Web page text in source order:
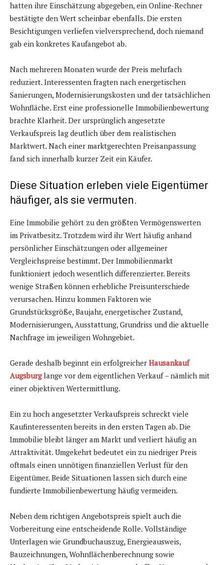
hatten ihre Einschätzung abgegeben, ein Online-Rechner
bestätigte den Wert scheinbar ebenfalls. Die ersten
Besichtigungen verliefen vielversprechend, doch niemand
gab ein konkretes Kaufangebot ab.
Nach mehreren Monaten wurde der Preis mehrfach
reduziert. Interessenten fragten nach energetischen
Sanierungen, Modernisierungskosten und der tatsächlichen
Wohnfläche. Erst eine professionelle Immobilienbewertung
brachte Klarheit. Der ursprünglich angesetzte
Verkaufspreis lag deutlich über dem realistischen
Marktwert. Nach einer marktgerechten Preisanpassung
fand sich innerhalb kurzer Zeit ein Käufer.
Diese Situation erleben viele Eigentümer
häufiger, als sie vermuten.
Eine Immobilie gehört zu den größten Vermögenswerten
im Privatbesitz. Trotzdem wird ihr Wert häufig anhand
persönlicher Einschätzungen oder allgemeiner
Vergleichspreise bestimmt. Der Immobilienmarkt
funktioniert jedoch wesentlich differenzierter. Bereits
wenige Straßen können erhebliche Preisunterschiede
verursachen. Hinzu kommen Faktoren wie
Grundstücksgröße, Baujahr, energetischer Zustand,
Modernisierungen, Ausstattung, Grundriss und die aktuelle
Nachfrage im jeweiligen Wohngebiet.
Gerade deshalb beginnt ein erfolgreicher Hausankauf
Augsburglange vor dem eigentlichen Verkauf – nämlich mit
einer objektiven Wertermittlung.
Ein zu hoch angesetzter Verkaufspreis schreckt viele
Kaufinteressenten bereits in den ersten Tagen ab. Die
Immobilie bleibt länger am Markt und verliert häufig an
Attraktivität. Umgekehrt bedeutet ein zu niedriger Preis
oftmals einen unnötigen finanziellen Verlust für den
Eigentümer. Beide Situationen lassen sich durch eine
fundierte Immobilienbewertung häufig vermeiden.
Neben dem richtigen Angebotspreis spielt auch die
Vorbereitung eine entscheidende Rolle. Vollständige
Unterlagen wie Grundbuchauszug, Energieausweis,
Bauzeichnungen, Wohnflächenberechnung sowie